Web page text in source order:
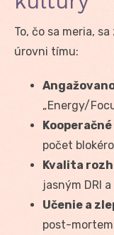
To, čo sa meria,
úrovni tímu:
„Energy/
počet
Kvalita
jasným DRI
Učenie a
post-